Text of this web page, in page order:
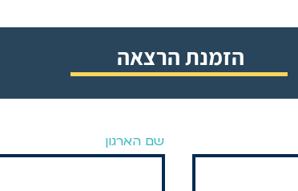
הזמנת הרצאה
שם הארגון